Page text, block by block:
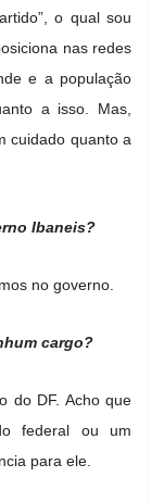
o qual sou
nas redes
e a população
a isso. Mas,
cuidado quanto a
Ibaneis?
no governo.
cargo?
do DF. Acho que
federal ou um
para ele.